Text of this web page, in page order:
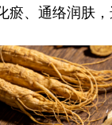
瘀、通络润肤